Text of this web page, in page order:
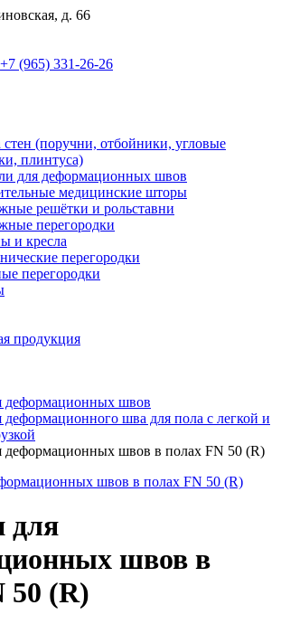
д. 66
+7 (965) 331-26-26
стен (поручни, отбойники, угловые
плинтуса)
для деформационных швов
медицинские шторы
решётки и рольставни
перегородки
и кресла
перегородки
перегородки
продукция
деформационных швов
шва для пола с легкой и
швов в полах FN 50 (R)
для
швов в
50 (R)